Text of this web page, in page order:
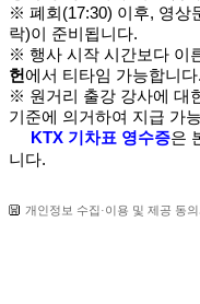
※ 폐회(17:30) 이후, 영상
락)이 준비됩니다.
※ 행사 시작 시간보다 이
헌에서 티타임 가능합니다.
※ 원거리 출강 강사에 대
기준에 의거하여 지급 가
KTX 기차표 영수증은
니다.
개인정보 수집·이용 및 제공 동